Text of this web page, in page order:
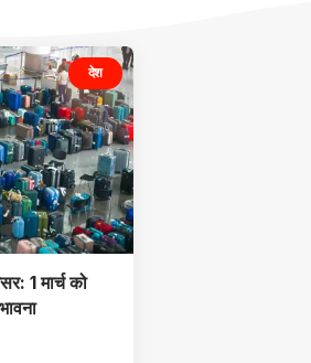
देश
1 मार्च को